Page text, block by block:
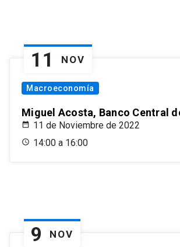
11 NOV
Macroeconomía
Miguel Acosta, Banco Central
11 de Noviembre de 2022
14:00 a 16:00
9 NOV